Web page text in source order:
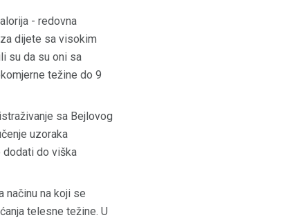
- redovna
dijete sa visokim
su da su oni sa
težine do 9
sa Bejlovog
uzoraka
dodati do viška
načinu na koji se
telesne težine. U